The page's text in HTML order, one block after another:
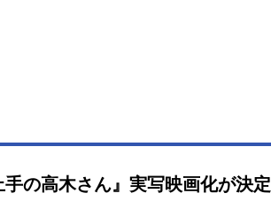
手の高木さん』実写映画化が決定